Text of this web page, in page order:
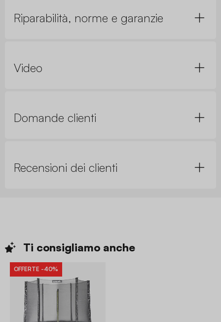
Riparabilità, norme e garanzie
Video
Domande clienti
Recensioni dei clienti
Ti consigliamo anche
OFFERTE -40%